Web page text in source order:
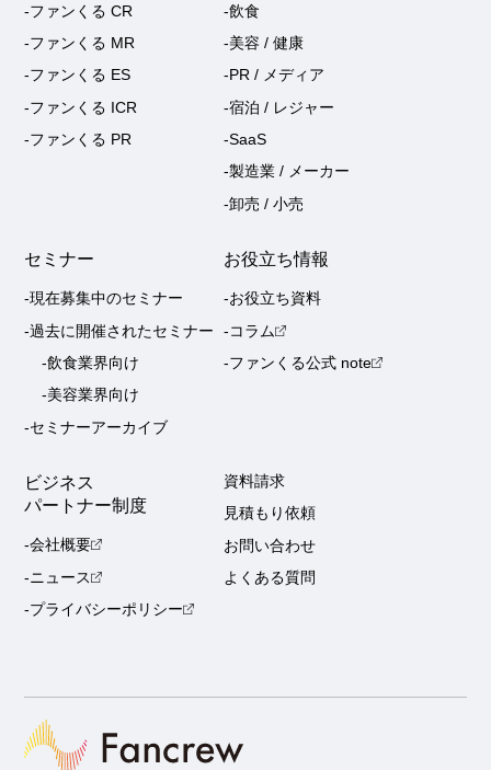
-ファンくる CR
-ファンくる MR
-ファンくる ES
-ファンくる ICR
-ファンくる PR
-飲食
-美容 / 健康
-PR / メディア
-宿泊 / レジャー
-SaaS
-製造業 / メーカー
-卸売 / 小売
セミナー
-現在募集中のセミナー
-過去に開催されたセミナー
-飲食業界向け
-美容業界向け
-セミナーアーカイブ
お役立ち情報
-お役立ち資料
-コラム
-ファンくる公式 note
ビジネス
パートナー制度
-会社概要
-ニュース
-プライバシーポリシー
資料請求
見積もり依頼
お問い合わせ
よくある質問